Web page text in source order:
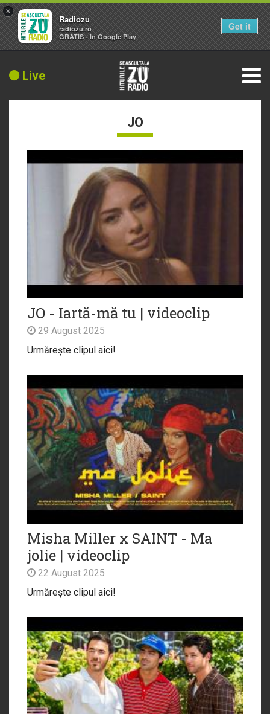
Live
JO
JO - Iartă-mă tu | videoclip
29 August 2025
Urmărește clipul aici!
Misha Miller x SAINT - Ma
jolie | videoclip
22 August 2025
Urmărește clipul aici!
×
Radiozu
radiozu.ro
GRATIS - In Google Play
Get it